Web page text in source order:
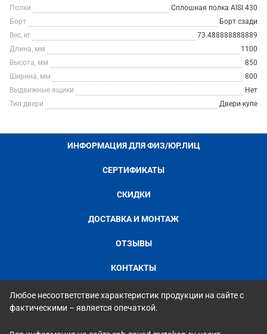
Полки
Сплошная полка AISI 430
Борт
Борт сзади
Вес, кг
73.488888888889
Длина, мм
1100
Высота, мм
850
Ширина, мм
800
Выдвижные ящики
Нет
Тип двери
Двери-купе
ИНФОРМАЦИЯ ДЛЯ ФИЗ/ЮР.ЛИЦ
СЕРТИФИКАТЫ
СКИДКИ
ДОСТАВКА И МОНТАЖ
ОТЗЫВЫ
КОНТАКТЫ
Любое несоответствие характеристик продукции на сайте с
фактическими – является опечаткой.